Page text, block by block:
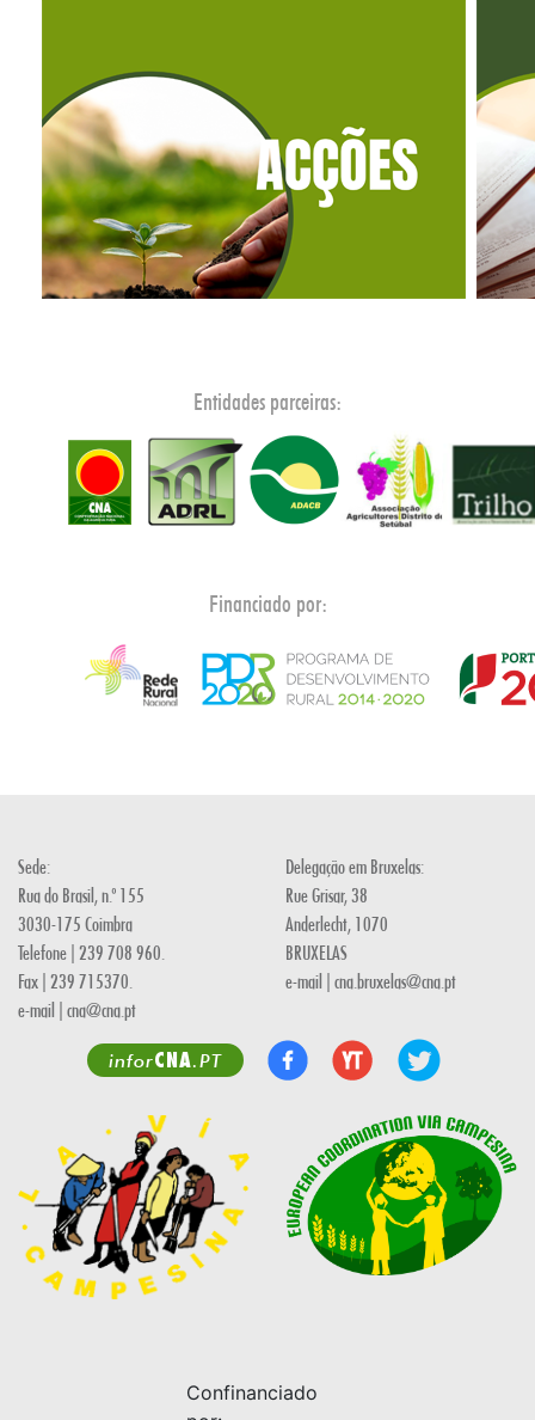
Entidades parceiras:
Financiado por:
Sede:
Rua do Brasil, n.º 155
3030-175 Coimbra
Telefone | 239 708 960.
Fax | 239 715370.
e-mail | cna@cna.pt
Delegação em Bruxelas:
Rue Grisar, 38
Anderlecht, 1070
BRUXELAS
e-mail | cna.bruxelas@cna.pt
inforCNA.PT
Confinanciado